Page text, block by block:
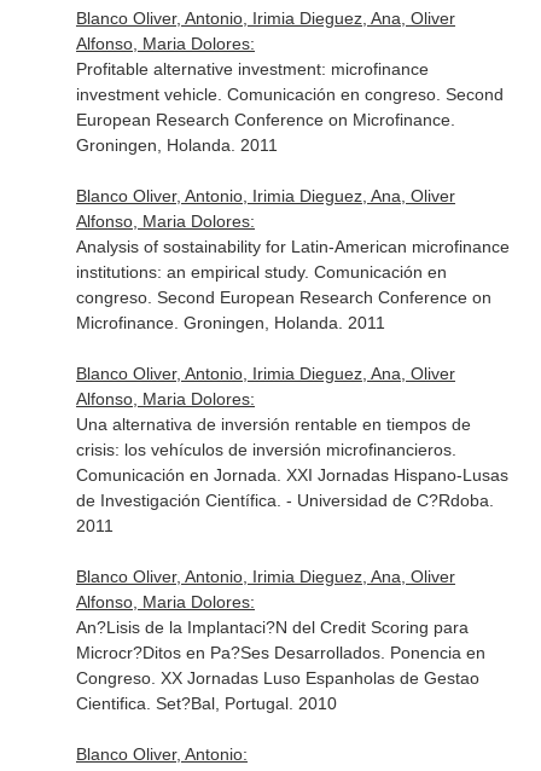
Blanco Oliver, Antonio, Irimia Dieguez, Ana, Oliver
Alfonso, Maria Dolores:
Profitable alternative investment: microfinance
investment vehicle. Comunicación en congreso. Second
European Research Conference on Microfinance.
Groningen, Holanda. 2011
Blanco Oliver, Antonio, Irimia Dieguez, Ana, Oliver
Alfonso, Maria Dolores:
Analysis of sostainability for Latin-American microfinance
institutions: an empirical study. Comunicación en
congreso. Second European Research Conference on
Microfinance. Groningen, Holanda. 2011
Blanco Oliver, Antonio, Irimia Dieguez, Ana, Oliver
Alfonso, Maria Dolores:
Una alternativa de inversión rentable en tiempos de
crisis: los vehículos de inversión microfinancieros.
Comunicación en Jornada. XXI Jornadas Hispano-Lusas
de Investigación Científica. - Universidad de C?Rdoba.
2011
Blanco Oliver, Antonio, Irimia Dieguez, Ana, Oliver
Alfonso, Maria Dolores:
An?Lisis de la Implantaci?N del Credit Scoring para
Microcr?Ditos en Pa?Ses Desarrollados. Ponencia en
Congreso. XX Jornadas Luso Espanholas de Gestao
Cientifica. Set?Bal, Portugal. 2010
Blanco Oliver, Antonio: